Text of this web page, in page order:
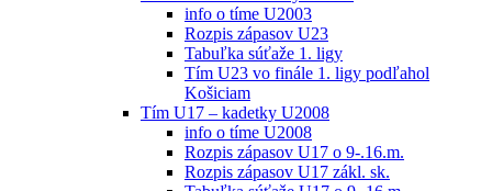
info o tíme U2003
Rozpis zápasov U23
Tabuľka súťaže 1. ligy
Tím U23 vo finále 1. ligy podľahol
Košiciam
Tím U17 – kadetky U2008
info o tíme U2008
Rozpis zápasov U17 o 9-.16.m.
Rozpis zápasov U17 zákl. sk.